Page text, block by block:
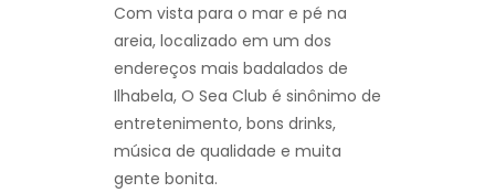
Com vista para o mar e pé na
areia, localizado em um dos
endereços mais badalados de
Ilhabela, O Sea Club é sinônimo de
entretenimento, bons drinks,
música de qualidade e muita
gente bonita.